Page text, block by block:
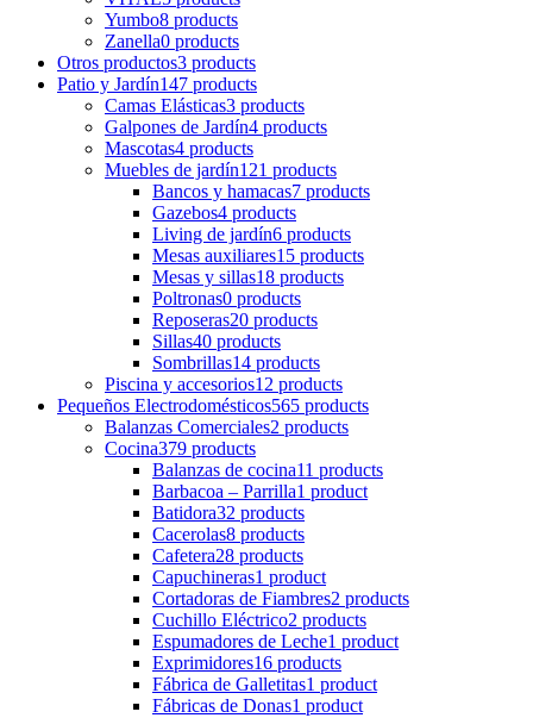
Yumbo8 products
Zanella0 products
Otros productos3 products
Patio y Jardín147 products
Camas Elásticas3 products
Galpones de Jardín4 products
Mascotas4 products
Muebles de jardín121 products
Bancos y hamacas7 products
Gazebos4 products
Living de jardín6 products
Mesas auxiliares15 products
Mesas y sillas18 products
Poltronas0 products
Reposeras20 products
Sillas40 products
Sombrillas14 products
Piscina y accesorios12 products
Pequeños Electrodomésticos565 products
Balanzas Comerciales2 products
Cocina379 products
Balanzas de cocina11 products
Barbacoa – Parrilla1 product
Batidora32 products
Cacerolas8 products
Cafetera28 products
Capuchineras1 product
Cortadoras de Fiambres2 products
Cuchillo Eléctrico2 products
Espumadores de Leche1 product
Exprimidores16 products
Fábrica de Galletitas1 product
Fábricas de Donas1 product